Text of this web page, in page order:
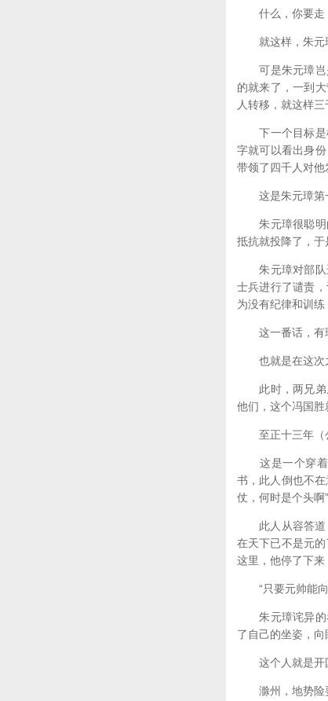
什么，你要走，
就这样，朱元璋
可是朱元璋岂是
的就来了，一到
人转移，就这样三
下一个目标是横
字就可以看出身
带领了四千人对他
这是朱元璋第一
朱元璋很聪明的
抵抗就投降了，于
朱元璋对部队进
士兵进行了谴责
为没有纪律和训练
这一番话，有理
也就是在这次之
此时，两兄弟从
他们，这个冯国胜
至正十三年（公
这是一个穿着
书，此人倒也不
仗，何时是个头啊
此人从容答道：
在天下已不是元
这里，他停了下来
“只要元帅能向
朱元璋诧异的看
了自己的坐姿，向
这个人就是开
滁州，地势险要